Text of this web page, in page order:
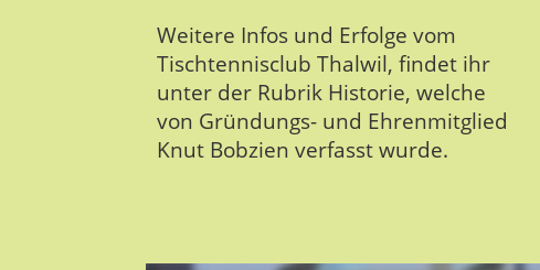
Weitere Infos und Erfolge vom
Tischtennisclub Thalwil, findet ihr
unter der Rubrik Historie, welche
von Gründungs- und Ehrenmitglied
Knut Bobzien verfasst wurde.